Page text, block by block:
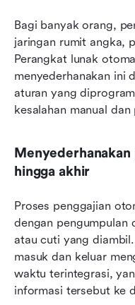
Bagi banyak orang,
jaringan rumit angka,
Perangkat lunak
menyederhanakan ini
aturan yang
kesalahan manual
hingga akhir
Proses penggajian
dengan
atau cuti yang
masuk dan keluar
waktu terintegrasi,
informasi tersebut ke